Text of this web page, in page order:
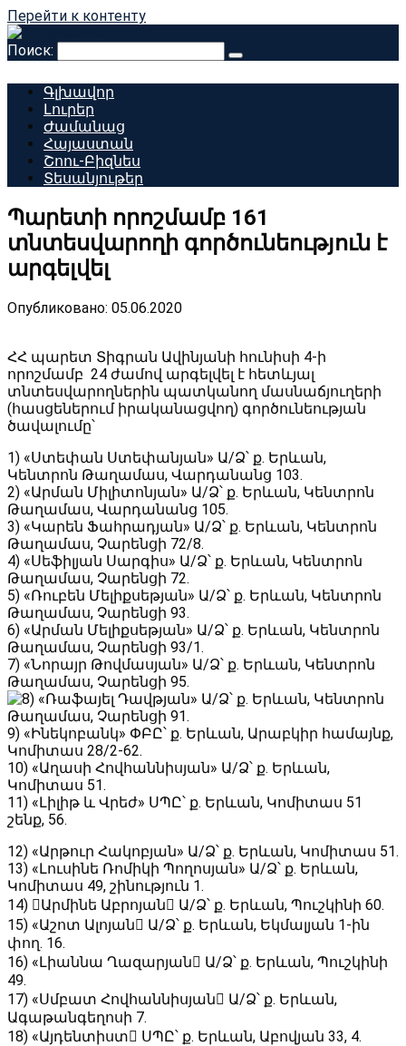
Перейти к контенту
Поиск:
Գլխավոր
Լուրեր
Ժամանաց
Հայաստան
Շոու-Բիզնես
Տեսանյութեր
Պարետի որոշմամբ 161
տնտեսվարողի գործունեություն է
արգելվել
Опубликовано: 05.06.2020
ՀՀ պարետ Տիգրան Ավինյանի հունիսի 4-ի
որոշմամբ 24 ժամով արգելվել է հետևյալ
տնտեսվարողներին պատկանող մասնաճյուղերի
(հասցեներում իրականացվող) գործունեության
ծավալումը՝
1) «Ստեփան Ստեփանյան» Ա/Ձ՝ ք․ Երևան,
Կենտրոն Թաղամաս, Վարդանանց 103.
2) «Արման Միլիտոնյան» Ա/Ձ՝ ք․ Երևան, Կենտրոն
Թաղամաս, Վարդանանց 105.
3) «Կարեն Ֆահրադյան» Ա/Ձ՝ ք․ Երևան, Կենտրոն
Թաղամաս, Չարենցի 72/8.
4) «Սեֆիլյան Սարգիս» Ա/Ձ՝ ք․ Երևան, Կենտրոն
Թաղամաս, Չարենցի 72.
5) «Ռուբեն Մելիքսեթյան» Ա/Ձ՝ ք․ Երևան, Կենտրոն
Թաղամաս, Չարենցի 93.
6) «Արման Մելիքսեթյան» Ա/Ձ՝ ք․ Երևան, Կենտրոն
Թաղամաս, Չարենցի 93/1.
7) «Նորայր Թովմասյան» Ա/Ձ՝ ք․ Երևան, Կենտրոն
Թաղամաս, Չարենցի 95.
«Ռաֆայել Դավթյան» Ա/Ձ՝ ք․ Երևան, Կենտրոն
Թաղամաս, Չարենցի 91.
9) «Ինեկոբանկ» ՓԲԸ՝ ք. Երևան, Արաբկիր համայնք,
Կոմիտաս 28/2-62.
10) «Աղասի Հովհաննիսյան» Ա/Ձ՝ ք․ Երևան,
Կոմիտաս 51․
11) «Լիլիթ և Վրեժ» ՍՊԸ՝ ք․ Երևան, Կոմիտաս 51
շենք, 56․
12) «Արթուր Հակոբյան» Ա/Ձ՝ ք․ Երևան, Կոմիտաս 51․
13) «Լուսինե Ռոմիկի Պողոսյան» Ա/Ձ՝ ք․ Երևան,
Կոմիտաս 49, շինություն 1․
14) Արմինե Աբրոյան Ա/Ձ՝ ք. Երևան, Պուշկինի 60․
15) «Աշոտ Ալոյան Ա/Ձ՝ ք․ Երևան, Եկմալյան 1-ին
փող. 16․
16) «Լիաննա Ղազարյան Ա/Ձ՝ ք․ Երևան, Պուշկինի
49․
17) «Սմբատ Հովհաննիսյան Ա/Ձ՝ ք․ Երևան,
Ագաթանգեղոսի 7․
18) «Այդենտիստ ՍՊԸ՝ ք․ Երևան, Աբովյան 33, 4․